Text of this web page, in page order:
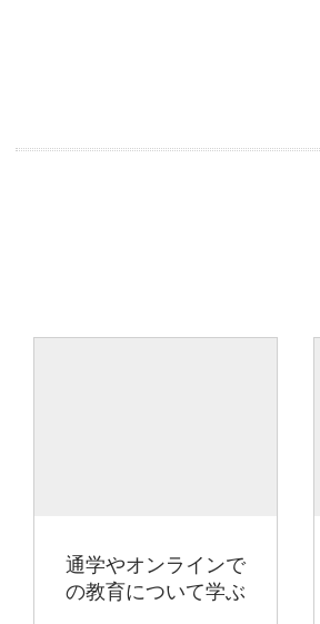
通学やオンラインで
の教育について学ぶ